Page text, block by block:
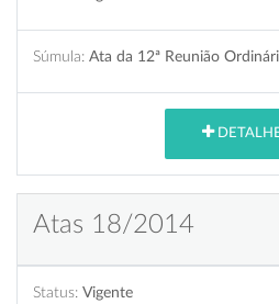
Súmula: Ata da 12ª Reunião
Atas 18/2014
Status: Vigente